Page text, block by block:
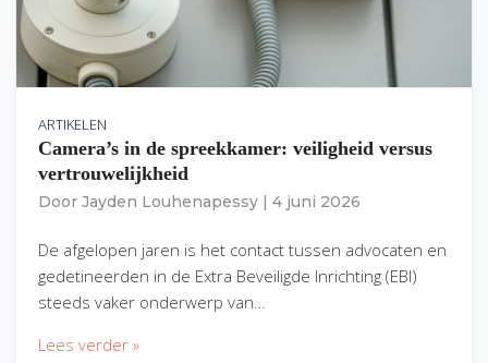
ARTIKELEN
Camera’s in de spreekkamer: veiligheid versus
vertrouwelijkheid
Door Jayden Louhenapessy 4 juni 2026
De afgelopen jaren is het contact tussen advocaten en
gedetineerden in de Extra Beveiligde Inrichting (EBI)
steeds vaker onderwerp van…
Lees verder »